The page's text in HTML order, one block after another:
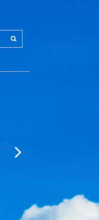
передан в